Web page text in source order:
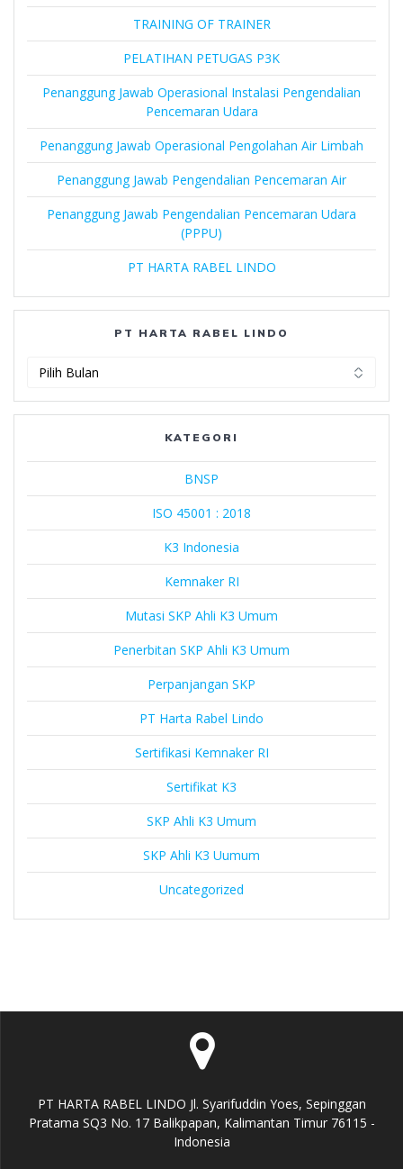
TRAINING OF TRAINER
PELATIHAN PETUGAS P3K
Penanggung Jawab Operasional Instalasi Pengendalian
Pencemaran Udara
Penanggung Jawab Operasional Pengolahan Air Limbah
Penanggung Jawab Pengendalian Pencemaran Air
Penanggung Jawab Pengendalian Pencemaran Udara
(PPPU)
PT HARTA RABEL LINDO
PT HARTA RABEL LINDO
Rabel
KATEGORI
BNSP
ISO 45001 : 2018
K3 Indonesia
Kemnaker RI
Mutasi SKP Ahli K3 Umum
Penerbitan SKP Ahli K3 Umum
Perpanjangan SKP
PT Harta Rabel Lindo
Sertifikasi Kemnaker RI
Sertifikat K3
SKP Ahli K3 Umum
SKP Ahli K3 Uumum
Uncategorized
PT HARTA RABEL LINDO Jl. Syarifuddin Yoes, Sepinggan
Pratama SQ3 No. 17 Balikpapan, Kalimantan Timur 76115 -
Indonesia